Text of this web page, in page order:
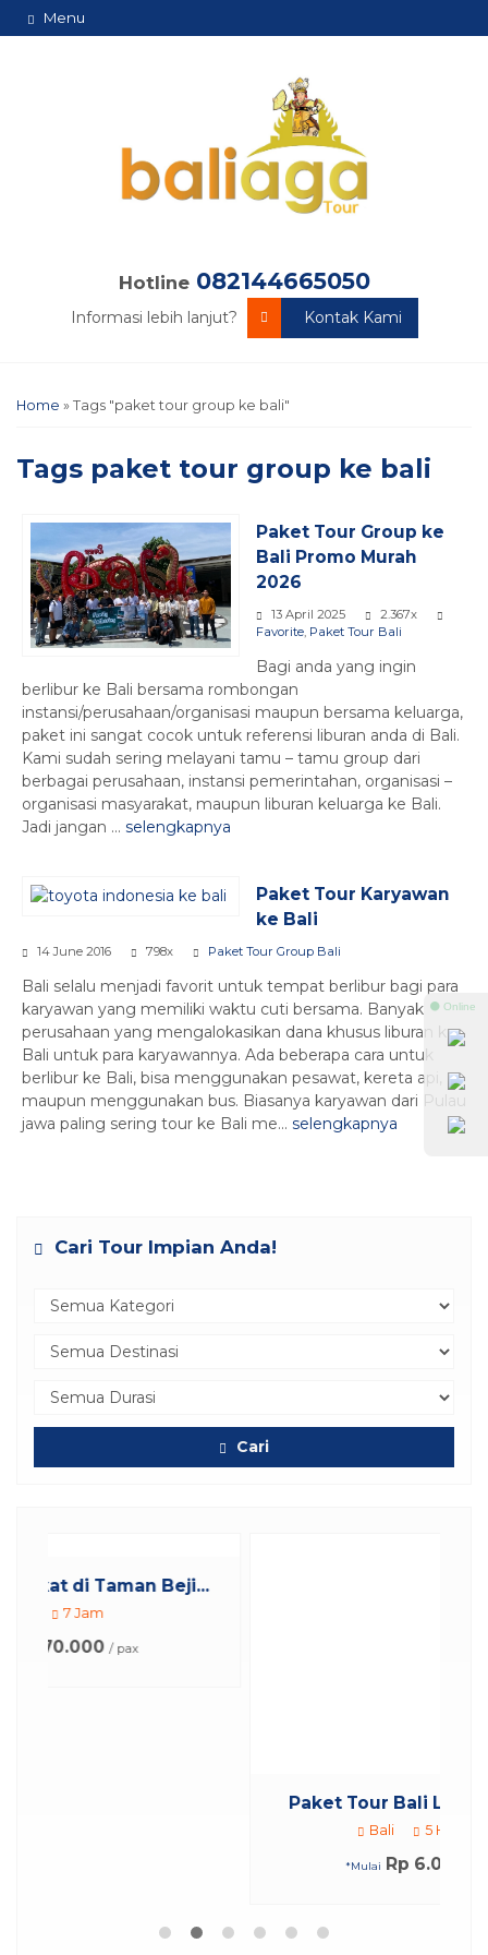
Menu
Hotline 082144665050
Informasi lebih lanjut? Kontak Kami
Home » Tags "paket tour group ke bali"
Tags paket tour group ke bali
Paket Tour Group ke
Bali Promo Murah
2026
13 April 2025
2.367x
Favorite Paket Tour Bali
Bagi anda yang ingin
berlibur ke Bali bersama rombongan
instansi/perusahaan/organisasi maupun bersama keluarga,
paket ini sangat cocok untuk referensi liburan anda di Bali.
Kami sudah sering melayani tamu – tamu group dari
berbagai perusahaan, instansi pemerintahan, organisasi –
organisasi masyarakat, maupun liburan keluarga ke Bali.
Jadi jangan ... selengkapnya
Paket Tour Karyawan
ke Bali
14 June 2016 798x Paket Tour Group Bali
Bali selalu menjadi favorit untuk tempat berlibur bagi para
karyawan yang memiliki waktu cuti bersama. Banyak
perusahaan yang mengalokasikan dana khusus liburan ke
Bali untuk para karyawannya. Ada beberapa cara untuk
berlibur ke Bali, bisa menggunakan pesawat, kereta api,
maupun menggunakan bus. Biasanya karyawan dari Pulau
jawa paling sering tour ke Bali me... selengkapnya
Cari Tour Impian Anda!
Cari
Paket Tour Bali Lebaran 5 Hari 4...
/ pax
⚫ Online